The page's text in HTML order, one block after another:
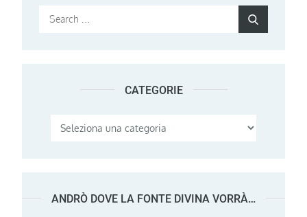
Search
CATEGORIE
Categorie
ANDRÒ DOVE LA FONTE DIVINA VORRÀ…